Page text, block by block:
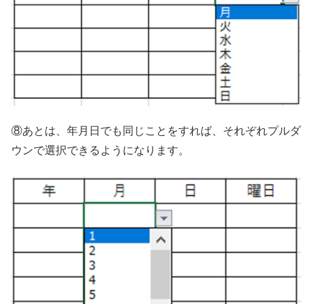
⑧あとは、年月日でも同じことをすれば、それぞれプルダ
ウンで選択できるようになります。